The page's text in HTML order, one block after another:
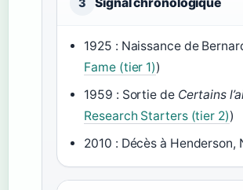
3
1925 : Naissance de
Fame (tier 1))
1959 : Sortie de Certains
Research Starters (tier 2))
2010 : Décès à Henderson,